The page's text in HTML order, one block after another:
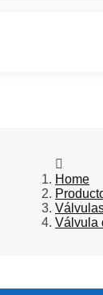
Home
Válvula